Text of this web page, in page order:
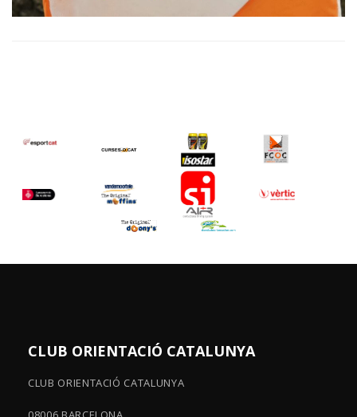
CLUB ORIENTACIÓ CATALUNYA
CLUB ORIENTACIÓ CATALUNYA